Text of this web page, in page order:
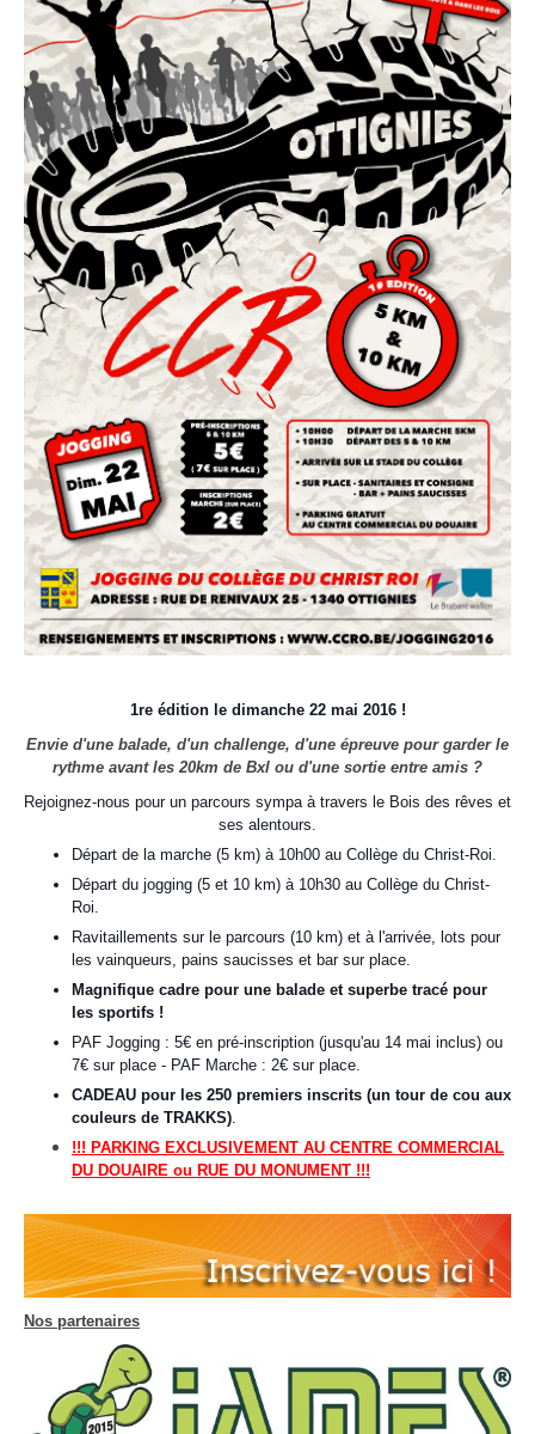
1re édition le dimanche 22 mai 2016 !
Envie d'une balade, d'un challenge, d'une épreuve pour garder le
rythme avant les 20km de Bxl ou d'une sortie entre amis ?
Rejoignez-nous pour un parcours sympa à travers le Bois des rêves et
ses alentours.
Départ de la marche (5 km) à 10h00 au Collège du Christ-Roi.
Départ du jogging (5 et 10 km) à 10h30 au Collège du Christ-
Roi.
Ravitaillements sur le parcours (10 km) et à l'arrivée, lots pour
les vainqueurs, pains saucisses et bar sur place.
Magnifique cadre pour une balade et superbe tracé pour
les sportifs !
PAF Jogging : 5€ en pré-inscription (jusqu'au 14 mai inclus) ou
7€ sur place - PAF Marche : 2€ sur place.
CADEAU pour les 250 premiers inscrits (un tour de cou aux
couleurs de TRAKKS).
!!! PARKING EXCLUSIVEMENT AU CENTRE COMMERCIAL
DU DOUAIRE ou RUE DU MONUMENT !!!
Nos partenaires